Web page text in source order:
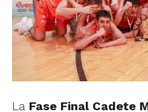
La Fase Final Cadete